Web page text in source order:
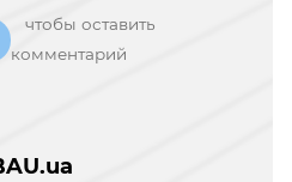
чтобы оставить
комментарий